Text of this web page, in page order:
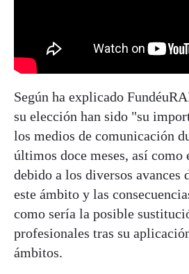
Según ha explicado
su elección han sido "su
los medios de comunicación
últimos doce meses, así como
debido a los diversos avances
este ámbito y las
como sería la posible
profesionales tras su
ámbitos.